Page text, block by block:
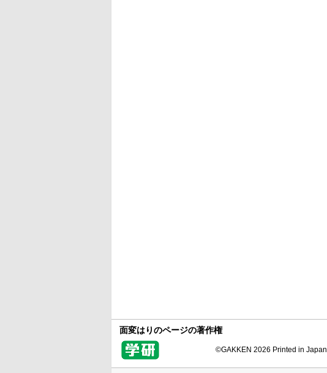
面変はりのページの著作権
©GAKKEN 2026 Printed in Japan